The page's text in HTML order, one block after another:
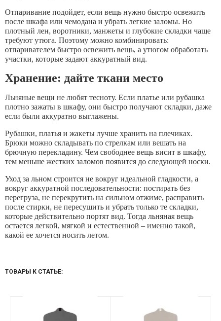
Отпаривание подойдет, если вещь нужно быстро освежить
после шкафа или чемодана и убрать легкие заломы. Но
плотный лен, воротники, манжеты и глубокие складки чаще
требуют утюга. Поэтому можно комбинировать:
отпаривателем быстро освежить вещь, а утюгом обработать
участки, которые задают аккуратный вид.
Хранение: дайте ткани место
Льняные вещи не любят тесноту. Если платье или рубашка
плотно зажаты в шкафу, они быстро получают складки, даже
если были аккуратно выглажены.
Рубашки, платья и жакеты лучше хранить на плечиках.
Брюки можно складывать по стрелкам или вешать на
брючную перекладину. Чем свободнее вещь висит в шкафу,
тем меньше жестких заломов появится до следующей носки.
Уход за льном строится не вокруг идеальной гладкости, а
вокруг аккуратной последовательности: постирать без
перегруза, не перекрутить на сильном отжиме, расправить
после стирки, не пересушить и убрать только те складки,
которые действительно портят вид. Тогда льняная вещь
остается легкой, мягкой и естественной – именно такой,
какой ее хочется носить летом.
ТОВАРЫ К СТАТЬЕ: